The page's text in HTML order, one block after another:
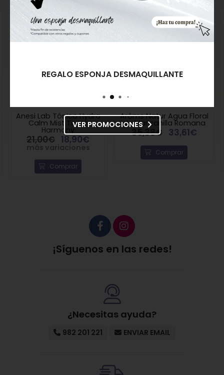
Titanium Dioxide; Butylene Glycol; Plankton Extract;
Chondrus Crispus (Carrageenan) Extract;
Crithmum Maritimum Extract; Pelvetia Canaliculata
Extract; Niacinamide; Artemia Extract; Algae Extract;
esenciales.
Anesi Lab Tónico Hydra
Calm Mist Toner
Harmony
21,00€ 18,90€
Comprar
Arôms Natur Agua Floral
de Manzanilla Romana
35,38€ 33,61€
Comprar
¡Síguenos en las redes!
¿Necesitas ayuda?
982 201 221 ENVIAR EMAIL
REGALO ESPONJA DESMAQUILLANTE
VER PROMOCIONES